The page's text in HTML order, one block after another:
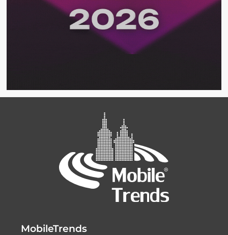
MobileTrends